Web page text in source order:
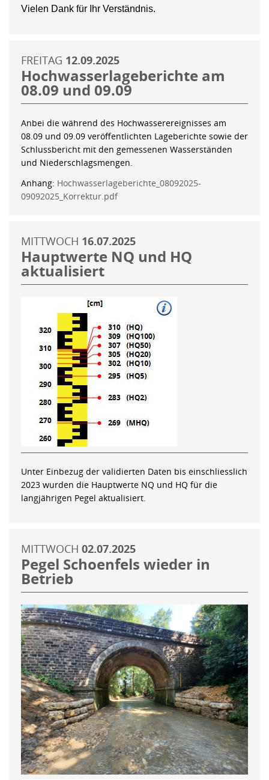
Vielen Dank für Ihr Verständnis.
FREITAG 12.09.2025
Hochwasserlageberichte am
08.09 und 09.09
Anbei die während des Hochwasserereignisses am
08.09 und 09.09 veröffentlichten Lageberichte sowie der
Schlussbericht mit den gemessenen Wasserständen
und Niederschlagsmengen.
Anhang: Hochwasserlageberichte_08092025-
09092025_Korrektur.pdf
MITTWOCH 16.07.2025
Hauptwerte NQ und HQ
aktualisiert
Unter Einbezug der validierten Daten bis einschliesslich
2023 wurden die Hauptwerte NQ und HQ für die
langjährigen Pegel aktualisiert.
MITTWOCH 02.07.2025
Pegel Schoenfels wieder in
Betrieb